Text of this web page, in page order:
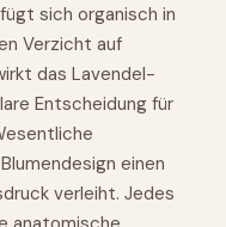
sich organisch in
Verzicht auf
das Lavendel-
Entscheidung für
einen
verleiht. Jedes